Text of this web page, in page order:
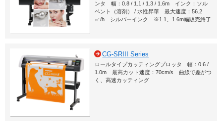
ンタ 幅：0.8 / 1.1 / 1.3 / 1.6m インク：ソル
ベント（溶剤） / 水性昇華 最大速度：56.2
㎡/h シルバーインク ※1.1、1.6m幅販売終了
CG-SRIII Series
ロールタイプカッティングプロッタ 幅：0.6 /
1.0m 最高カット速度：70cm/s 曲線で差がつ
く、高速カッティング